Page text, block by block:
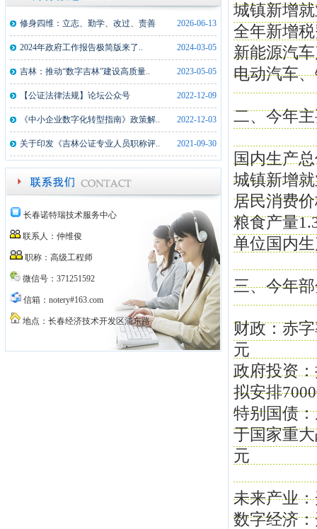
修身四维：立志、勤学、改过、责善 2026-06-13
2024年政府工作报告极简版来了.. 2024-03-05
吉林：推动“数字吉林”建设高质量.. 2023-05-05
【公证法律法规】论坛公众号 2022-12-09
《中小企业数字化转型指南》政策解.. 2022-12-03
关于印发《吉林公证专业人员职称评.. 2021-09-30
长春诺特瑞技术服务中心
联系人：仲维俊
职称：高级工程师
微信号：371251592
信箱：notery#163.com
地点：长春经济技术开发区浦东路
城镇新增
全年新增
新能源汽
电动汽车
二、今年
国内生产
城镇新增
居民消费
粮食产量
单位国内
三、今年
财政：赤
元
政府投资
拟安排
特别国债
于国家重
元
未来产业
数字经济